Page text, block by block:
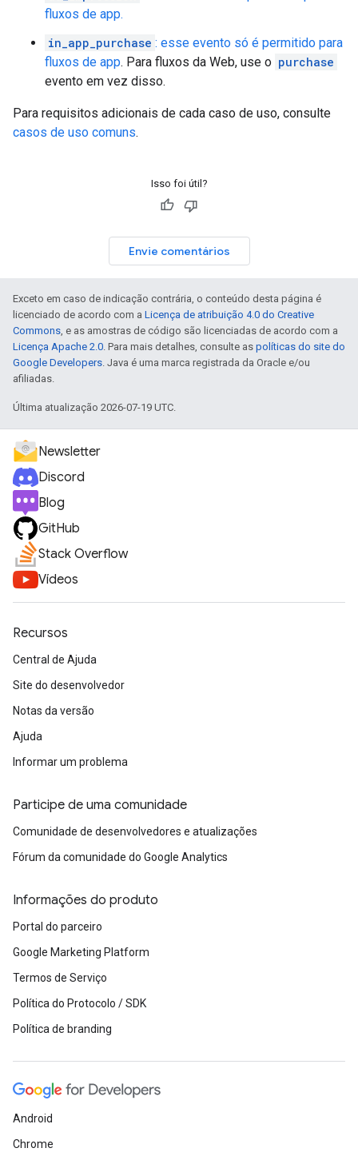
fluxos de app.
in_app_purchase : esse evento só é permitido para
fluxos de app. Para fluxos da Web, use o purchase
evento em vez disso.
Para requisitos adicionais de cada caso de uso, consulte
casos de uso comuns.
Isso foi útil?
Envie comentários
Exceto em caso de indicação contrária, o conteúdo desta página é
licenciado de acordo com a Licença de atribuição 4.0 do Creative
Commons, e as amostras de código são licenciadas de acordo com a
Licença Apache 2.0. Para mais detalhes, consulte as políticas do site do
Google Developers. Java é uma marca registrada da Oracle e/ou
afiliadas.
Última atualização 2026-07-19 UTC.
Newsletter
Discord
Blog
GitHub
Stack Overflow
Vídeos
Recursos
Central de Ajuda
Site do desenvolvedor
Notas da versão
Ajuda
Informar um problema
Participe de uma comunidade
Comunidade de desenvolvedores e atualizações
Fórum da comunidade do Google Analytics
Informações do produto
Portal do parceiro
Google Marketing Platform
Termos de Serviço
Política do Protocolo / SDK
Política de branding
Android
Chrome